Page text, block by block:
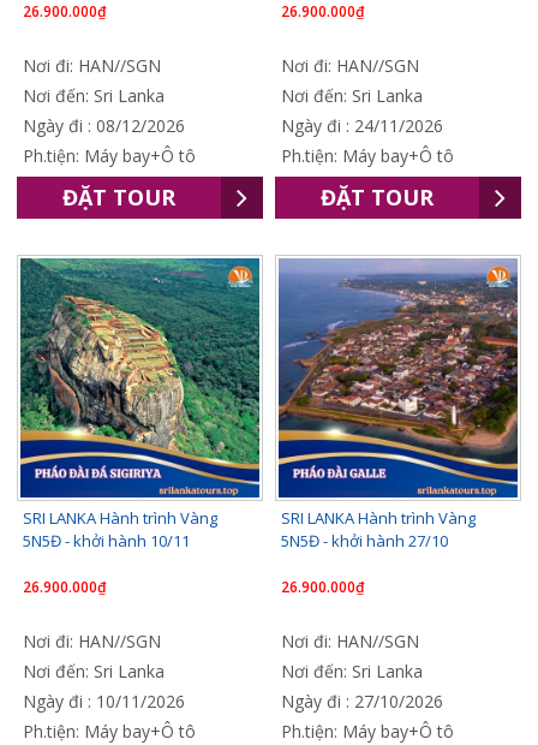
26.900.000₫
Nơi đi: HAN//SGN
Nơi đến: Sri Lanka
Ngày đi : 08/12/2026
Ph.tiện: Máy bay+Ô tô
ĐẶT TOUR
26.900.000₫
Nơi đi: HAN//SGN
Nơi đến: Sri Lanka
Ngày đi : 24/11/2026
Ph.tiện: Máy bay+Ô tô
ĐẶT TOUR
SRI LANKA Hành trình Vàng
5N5Đ - khởi hành 10/11
26.900.000₫
Nơi đi: HAN//SGN
Nơi đến: Sri Lanka
Ngày đi : 10/11/2026
Ph.tiện: Máy bay+Ô tô
SRI LANKA Hành trình Vàng
5N5Đ - khởi hành 27/10
26.900.000₫
Nơi đi: HAN//SGN
Nơi đến: Sri Lanka
Ngày đi : 27/10/2026
Ph.tiện: Máy bay+Ô tô